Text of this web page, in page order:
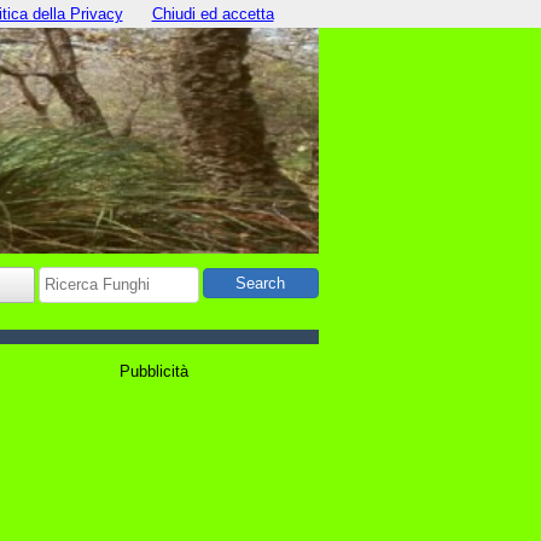
Pubblicità
della Privacy Chiudi ed accetta